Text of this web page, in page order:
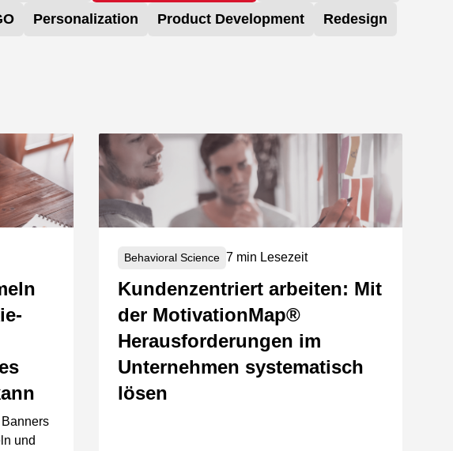
Personalization Product Development Redesign
und
Behavioral Science 7 min Lesezeit
Kundenzentriert arbeiten: Mit
der MotivationMap®
Herausforderungen im
Unternehmen systematisch
lösen